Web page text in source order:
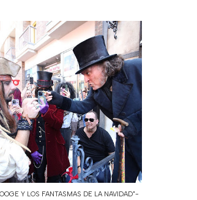
Y LOS FANTASMAS DE LA NAVIDAD"-